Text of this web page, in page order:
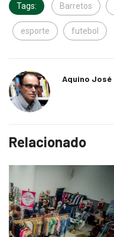
Tags: Barretos
esporte futebol
Aquino José
Relacionado